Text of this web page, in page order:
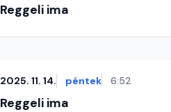
Reggeli ima
2025. 11. 14. péntek 6:52
Reggeli ima